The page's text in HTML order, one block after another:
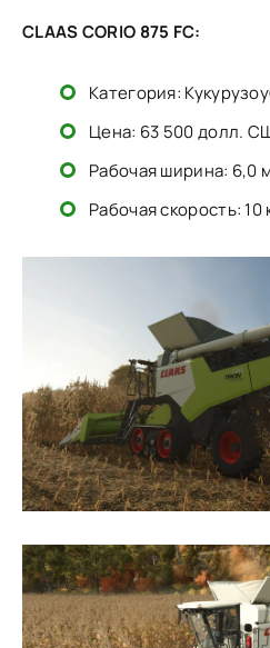
CLAAS CORIO 875 FC:
Категория:
Цена: 63 500 долл.
Рабочая ширина: 6,0
Рабочая скорость: 10